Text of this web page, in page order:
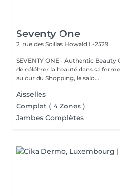
Seventy One
2, rue des Scillas Howald L-2529
SEVENTY ONE - Authentic
de célébrer la beauté dans sa
au cur du Shopping, le salo...
Aisselles
Complet ( 4 Zones )
Jambes Complètes